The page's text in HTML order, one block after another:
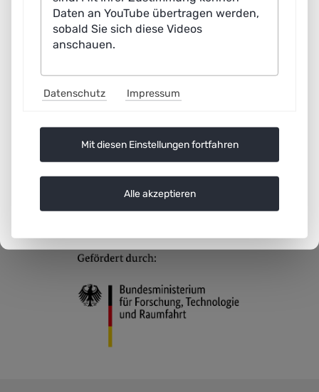
verfasst, wie sichere, nachvollziehbare und
diskriminierungsfreie KI-Anwendungen entstehen
können. Die Autorinnen und Autoren benennen hierfür
eine verantwortungsvolle KI-Entwicklung und -
Daten an YouTube übertragen werden,
sobald Sie sich diese Videos
anschauen.
Datenschutz Impressum
Mit diesen Einstellungen fortfahren
Alle akzeptieren